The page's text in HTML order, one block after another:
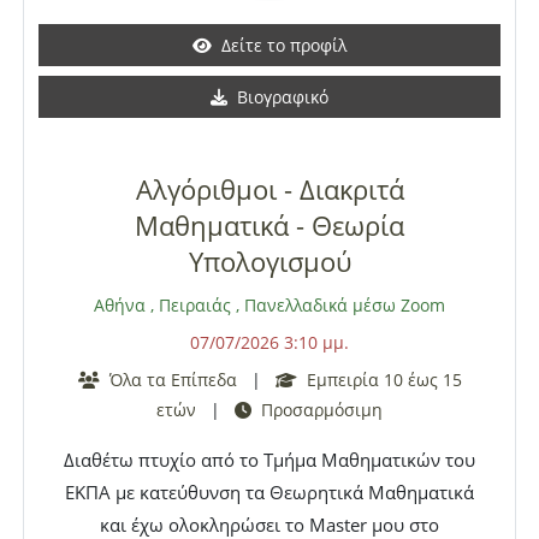
Παρέχεται coaching στην εκπόνηση των
αντίστοιχων IAs (Internal Assessments).
: Math ΑΑ και ΑΙ στα επίπεδα SL,
HL, A-Level: Math (P1, P2, P3, P4, S1, S2, M1, M2),
Mathematics, Subject Tests IMAT. Παραδίδονται
μαθήματα εξ αποστάσεως μέσω Zoom ή Microsoft
Teams. 50 ευρώ ανά ώρα διδασκαλίας.
Δείτε το προφίλ
Βιογραφικό
Αλγόριθμοι - Διακριτά
Μαθηματικά - Θεωρία
Υπολογισμού
Αθήνα , Πειραιάς , Πανελλαδικά μέσω Zoom
07/07/2026 3:10 μμ.
Όλα τα Επίπεδα
|
Εμπειρία 10 έως 15
ετών
| Προσαρμόσιμη
Διαθέτω πτυχίο από το Τμήμα Μαθηματικών του
ΕΚΠΑ με κατεύθυνση τα Θεωρητικά Μαθηματικά
και έχω ολοκληρώσει το Master μου στο